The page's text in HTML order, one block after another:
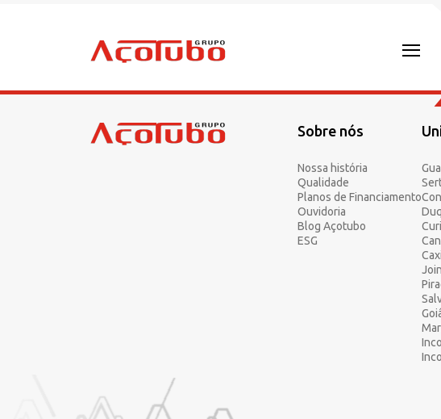
Sobre a Açotubo
Sobre nós
Nossa história
Qualidade
Planos de Financiamento
Ouvidoria
Blog Açotubo
ESG